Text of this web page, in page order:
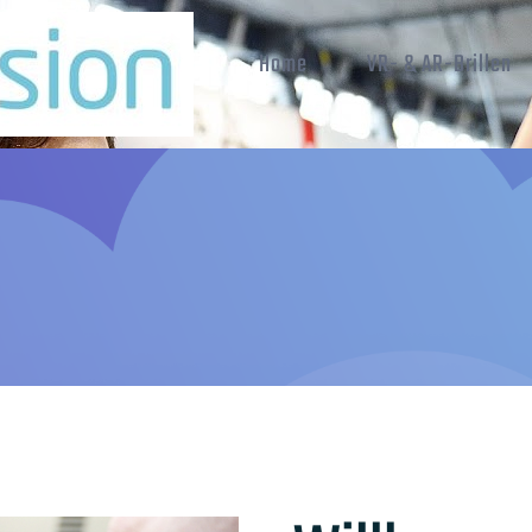
Home VR- & AR-Brillen